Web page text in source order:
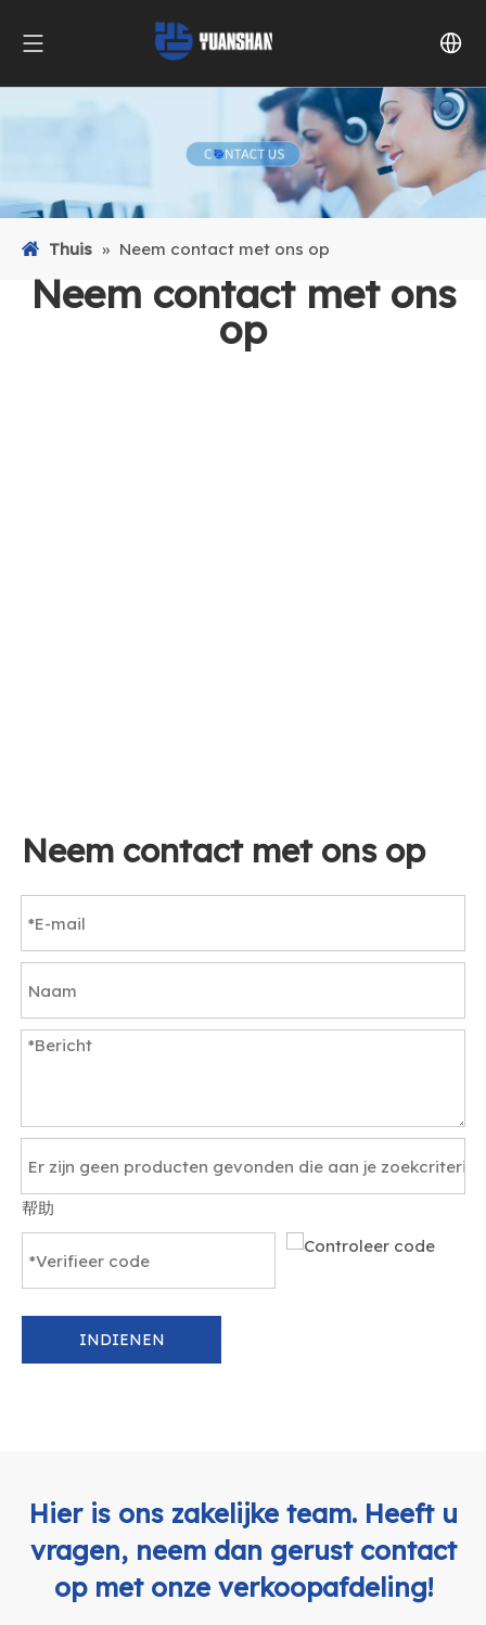
Thuis » Neem contact met ons op
Neem contact met ons
op
Neem contact met ons op
帮助
INDIENEN
Hier is ons zakelijke team. Heeft u
vragen, neem dan gerust contact
op met onze verkoopafdeling!